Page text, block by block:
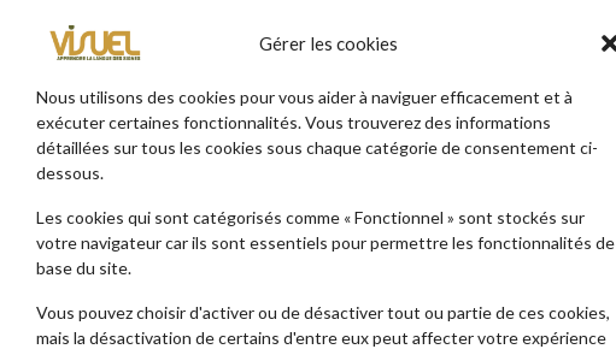
Gérer les cookies
Nous utilisons des cookies pour vous aider à naviguer efficacement et à
exécuter certaines fonctionnalités. Vous trouverez des informations
détaillées sur tous les cookies sous chaque catégorie de consentement ci-
dessous.
Les cookies qui sont catégorisés comme « Fonctionnel » sont stockés sur
votre navigateur car ils sont essentiels pour permettre les fonctionnalités de
base du site.
Vous pouvez choisir d'activer ou de désactiver tout ou partie de ces cookies,
mais la désactivation de certains d'entre eux peut affecter votre expérience
APPRENDRE LA LSF – LANGUE
SECONDE
Formations tous publics - Entendant